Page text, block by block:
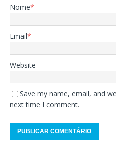
Nome*
Email*
Website
Save my name, email, and
next time I comment.